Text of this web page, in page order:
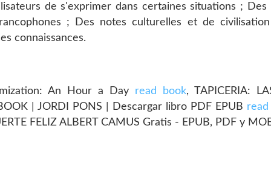
de s'exprimer dans certaines situations ; Des
; Des notes culturelles et de
connaissances.
An Hour a Day read book, TAPICERIA:
| JORDI PONS | Descargar libro PDF EPUB
FELIZ ALBERT CAMUS Gratis - EPUB, PDF y